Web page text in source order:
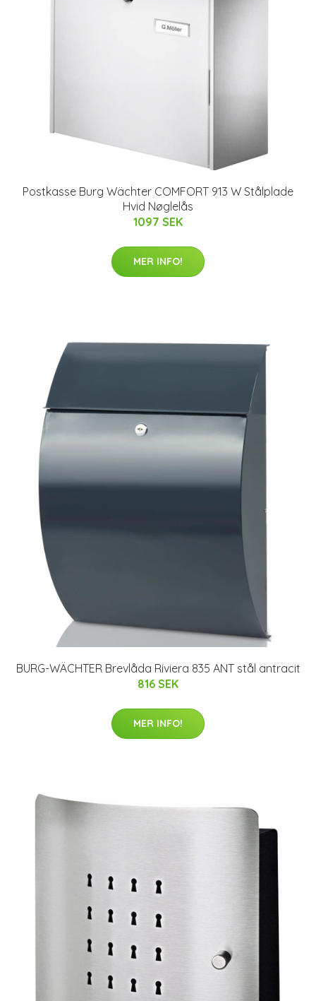
Postkasse Burg Wächter COMFORT 913 W Stålplade
Hvid Nøglelås
1097 SEK
MER INFO!
BURG-WÄCHTER Brevlåda Riviera 835 ANT stål antracit
816 SEK
MER INFO!